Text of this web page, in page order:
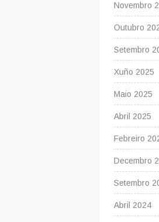
Novembro
Outubro
Setembro
Xuño 2025
Maio 2025
Abril 2025
Febreiro
Decembro
Setembro
Abril 2024